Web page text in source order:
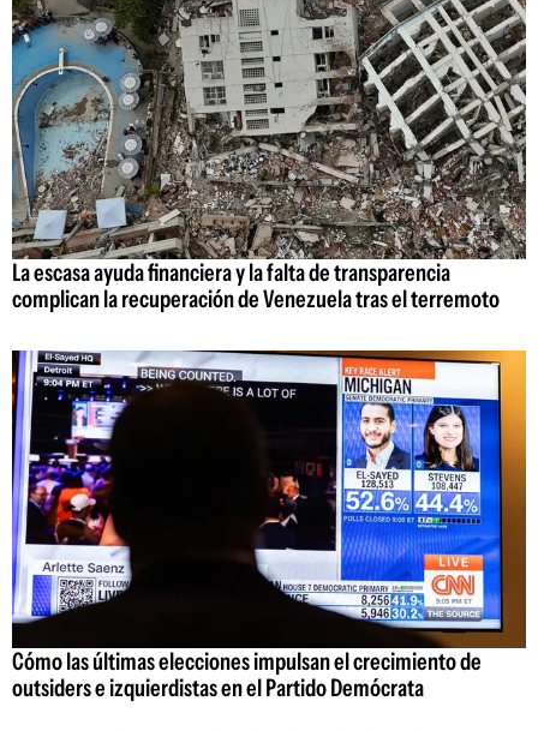
La escasa ayuda financiera y la falta de transparencia
complican la recuperación de Venezuela tras el terremoto
Cómo las últimas elecciones impulsan el crecimiento de
outsiders e izquierdistas en el Partido Demócrata